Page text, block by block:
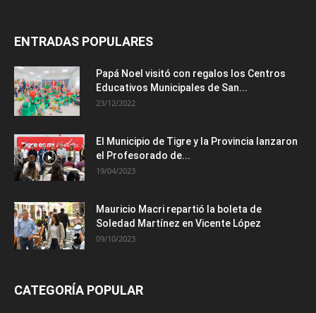
ENTRADAS POPULARES
Papá Noel visitó con regalos los Centros
Educativos Municipales de San...
23/12/2022
El Municipio de Tigre y la Provincia lanzaron
el Profesorado de...
19/04/2023
Mauricio Macri repartió la boleta de
Soledad Martínez en Vicente López
09/10/2023
CATEGORÍA POPULAR